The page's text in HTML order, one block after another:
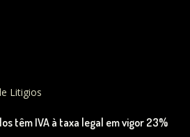
Litigios
têm IVA à taxa legal em vigor 23%